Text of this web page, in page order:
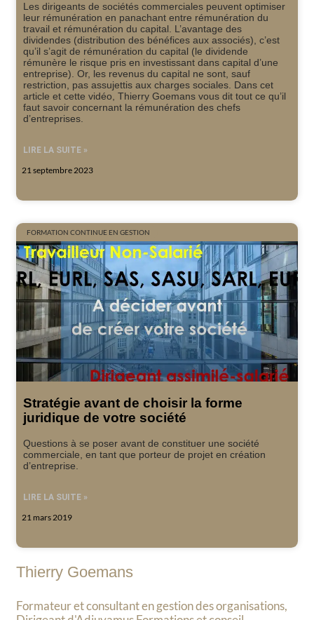
Les dirigeants de sociétés commerciales peuvent optimiser
leur rémunération en panachant entre rémunération du
travail et rémunération du capital. L’avantage des
dividendes (distribution des bénéfices aux associés), c’est
qu’il s’agit de rémunération du capital (le dividende
rémunère le risque pris en investissant dans capital d’une
entreprise). Or, les revenus du capital ne sont, sauf
restriction, pas assujettis aux charges sociales. Dans cet
article et cette vidéo, Thierry Goemans vous dit tout ce qu’il
faut savoir concernant la rémunération des chefs
d’entreprises.
LIRE LA SUITE »
21 septembre 2023
FORMATION CONTINUE EN GESTION
Stratégie avant de choisir la forme
juridique de votre société
Questions à se poser avant de constituer une société
commerciale, en tant que porteur de projet en création
d’entreprise.
LIRE LA SUITE »
21 mars 2019
Thierry Goemans
Formateur et consultant en gestion des organisations,